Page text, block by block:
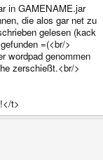
in GAMENAME.jar
die alos gar net zu
gelesen (kack
=(<br/>
wordpad genommen
zerschießt.<br/>
t>